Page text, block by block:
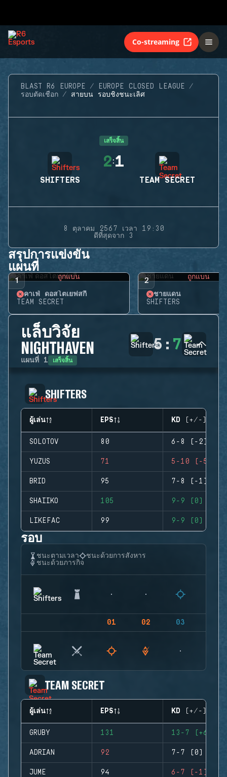
Co-streaming
BLAST R6 EUROPE
EUROPE CLOSED LEAGUE
รอบตัดเชือก
สายบน รอบชิงชนะเลิศ
เสร็จสิ้น
SHIFTERS
2:1
TEAM SECRET
8 ตุลาคม 2567 เวลา 19:30
ดีที่สุดจาก 3
สรุปการแข่งขัน
แผนที่
1 ถูกแบน
คาเฟ่ ดอสโตเยฟสกี้
TEAM SECRET
2 ถูกแบน
ชายแดน
SHIFTERS
แล็บวิจัย
NIGHTHAVEN
แผนที่ 1 เสร็จสิ้น
5 : 7
SHIFTERS
ผู้เล่น EPS KD (+/-)
SOLOTOV 80 6-8 (-2)
YUZUS 71 5-10 (-5)
BRID 95 7-8 (-1)
SHAIIKO 105 9-9 (0)
LIKEFAC 99 9-9 (0)
รอบ
ชนะตามเวลา
ชนะด้วยการสังหาร
ชนะด้วยภารกิจ
01 02 03
TEAM SECRET
ผู้เล่น EPS KD (+/-)
GRUBY 131 13-7 (+6)
ADRIAN 92 7-7 (0)
JUME 94 6-7 (-1)